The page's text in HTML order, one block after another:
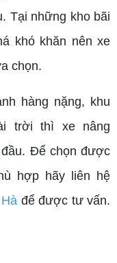
Tại những kho bãi
khó khăn nên xe
chọn.
hàng nặng, khu
trời thì xe nâng
Để chọn được
hợp hãy liên hệ
để được tư vấn.